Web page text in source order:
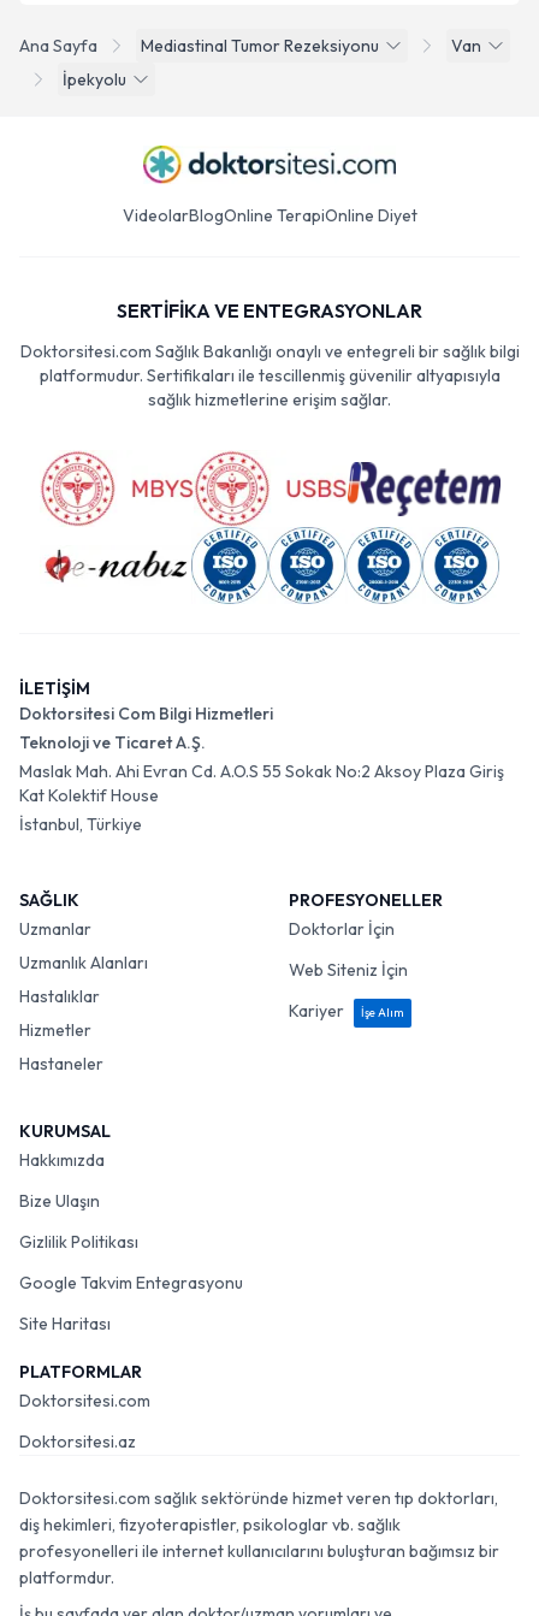
Ana Sayfa Mediastinal Tumor Rezeksiyonu
Van
İpekyolu
VideolarBlogOnline TerapiOnline Diyet
SERTİFİKA VE ENTEGRASYONLAR
Doktorsitesi.com Sağlık Bakanlığı onaylı ve entegreli bir sağlık bilgi
platformudur. Sertifikaları ile tescillenmiş güvenilir altyapısıyla
sağlık hizmetlerine erişim sağlar.
İLETİŞİM
Doktorsitesi Com Bilgi Hizmetleri
Teknoloji ve Ticaret A.Ş.
Maslak Mah. Ahi Evran Cd. A.O.S 55 Sokak No:2 Aksoy Plaza Giriş
Kat Kolektif House
İstanbul, Türkiye
SAĞLIK
Uzmanlar
Uzmanlık Alanları
Hastalıklar
Hizmetler
Hastaneler
PROFESYONELLER
Doktorlar İçin
Web Siteniz İçin
Kariyer
İşe Alım
KURUMSAL
Hakkımızda
Bize Ulaşın
Gizlilik Politikası
Google Takvim Entegrasyonu
Site Haritası
PLATFORMLAR
Doktorsitesi.com
Doktorsitesi.az
Doktorsitesi.com sağlık sektöründe hizmet veren tıp doktorları,
diş hekimleri, fizyoterapistler, psikologlar vb. sağlık
profesyonelleri ile internet kullanıcılarını buluşturan bağımsız bir
platformdur.